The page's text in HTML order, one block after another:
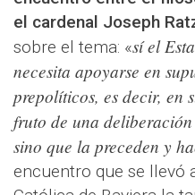
el cardenal Joseph
sobre el tema: «sí el
necesita apoyarse en
prepolíticos, es decir, en
fruto de una
sino que la preceden y
encuentro que se llevó